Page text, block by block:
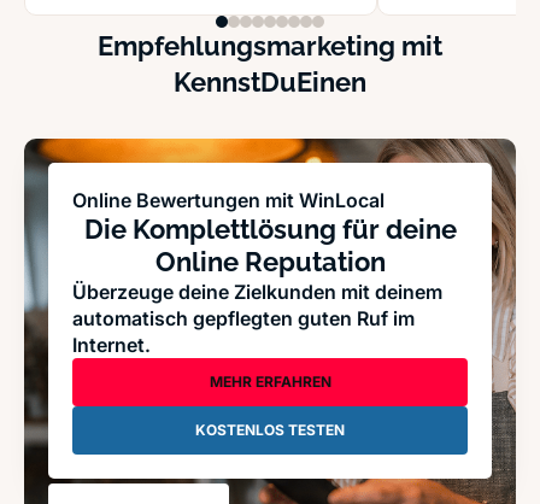
Empfehlungsmarketing mit
KennstDuEinen
Online Bewertungen mit WinLocal
Die Komplettlösung für deine
Online Reputation
Überzeuge deine Zielkunden mit deinem
automatisch gepflegten guten Ruf im
Internet.
MEHR ERFAHREN
KOSTENLOS TESTEN